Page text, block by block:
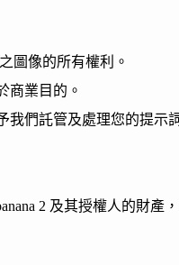
圖像的所有權利。
商業目的。
我們託管及處理您的提
2 及其授權人的財